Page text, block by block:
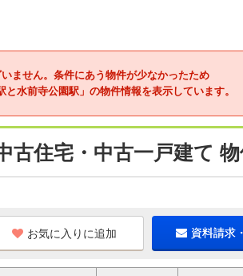
ません。条件にあう物件が少なかったため
と水前寺公園駅」の物件情報を表示しています。
古住宅・中古一戸建て
お気に入りに追加 資料請求